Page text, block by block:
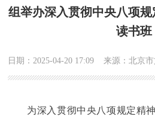
组举办深入贯彻中央八项
读书班
日期：2025-04-20 17:09 来源：北京
为深入贯彻中央八项规定精